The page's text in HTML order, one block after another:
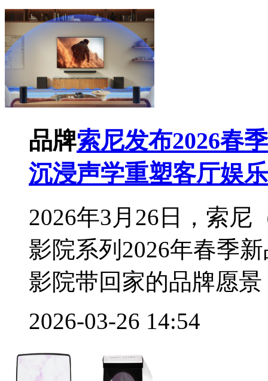
品牌索尼发布2026春
沉浸声学重塑客厅娱
2026年3月26日，索尼
影院系列2026年春季
影院带回家的品牌愿景
2026-03-26 14:54